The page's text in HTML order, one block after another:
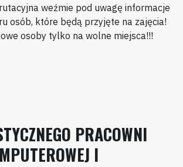
weźmie pod uwagę informacje
osób, które będą przyjęte na zajęcia!
osoby tylko na wolne miejsca!!!
PRACOWNI
I